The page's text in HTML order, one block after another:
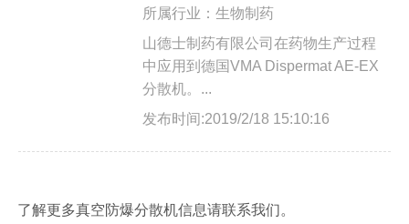
所属行业：生物制药
山德士制药有限公司在药物生产过程
中应用到德国VMA Dispermat AE-EX
分散机。...
发布时间:2019/2/18 15:10:16
了解更多真空防爆分散机信息请联系我们。